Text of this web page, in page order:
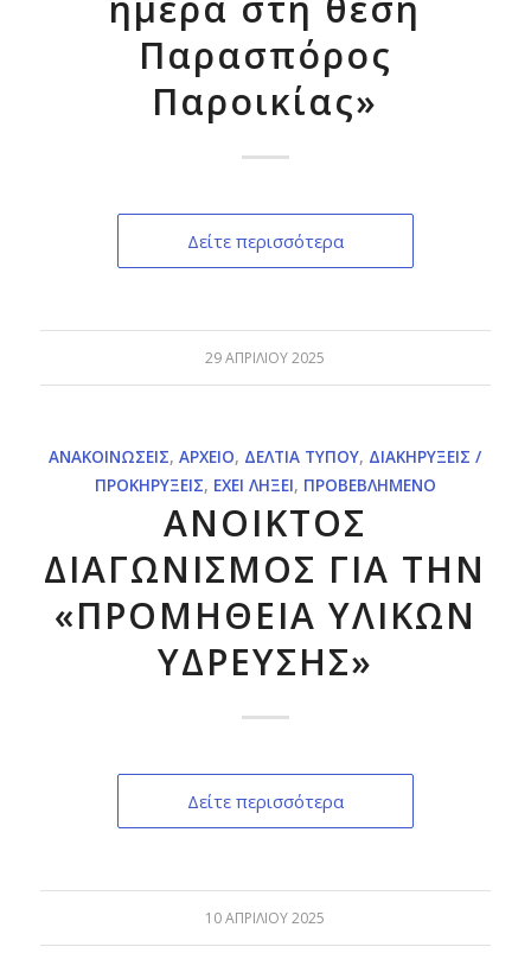
Παρασπόρος
Παροικίας»
Δείτε περισσότερα
29 ΑΠΡΙΛΊΟΥ 2025
ΑΝΑΚΟΙΝΏΣΕΙΣ,ΑΡΧΕΊΟ, ΔΕΛΤΊΑ ΤΎΠΟΥ, ΔΙΑΚΗΡΎΞΕΙΣ /
ΠΡΟΚΗΡΎΞΕΙΣ, ΈΧΕΙ ΛΉΞΕΙ, ΠΡΟΒΕΒΛΗΜΈΝΟ
ΑΝΟΙΚΤΟΣ
ΔΙΑΓΩΝΙΣΜΟΣ ΓΙΑ ΤΗΝ
«ΠΡΟΜΗΘΕΙΑ ΥΛΙΚΩΝ
ΥΔΡΕΥΣΗΣ»
Δείτε περισσότερα
10 ΑΠΡΙΛΊΟΥ 2025